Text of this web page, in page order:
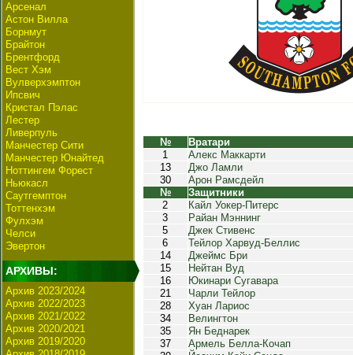
Арсенал
Астон Вилла
Борнмут
Брайтон
Брентфорд
Вест Хэм
Вулверхэмптон
Ипсвич
Кристал Пэлас
Лестер
Ливерпуль
Манчестер Сити
Манчестер Юнайтед
Ноттингем Форест
Ньюкасл
Саутгемптон
Тоттенхэм
Фулхэм
Челси
Эвертон
АРХИВЫ:
Архив 2023/2024
Архив 2022/2023
Архив 2021/2022
Архив 2020/2021
Архив 2019/2020
№
Вратари
1
Алекс Маккарти
13
Джо Ламли
30
Арон Рамсдейл
№
Защитники
2
Кайл Уокер-Питерс
3
Райан Мэннинг
5
Джек Стивенс
6
Тейлор Харвуд-Беллис
14
Джеймс Бри
15
Нейтан Вуд
16
Юкинари Сугавара
21
Чарли Тейлор
28
Хуан Лариос
34
Велингтон
35
Ян Беднарек
37
Армель Белла-Кочап